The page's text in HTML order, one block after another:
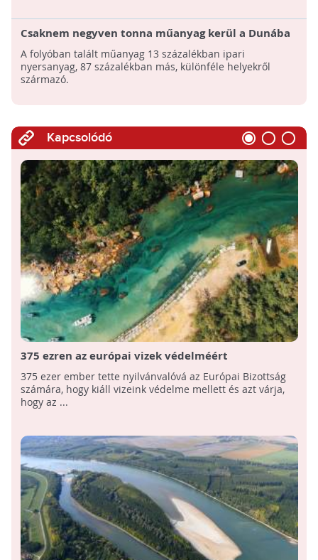
Csaknem negyven tonna műanyag kerül a Dunába
az osztrák szakaszon évente
A folyóban talált műanyag 13 százalékban ipari
nyersanyag, 87 százalékban más, különféle helyekről
származó.
Kapcsolódó
375 ezren az európai vizek védelméért
375 ezer ember tette nyilvánvalóvá az Európai Bizottság
számára, hogy kiáll vizeink védelme mellett és azt várja,
hogy az ...